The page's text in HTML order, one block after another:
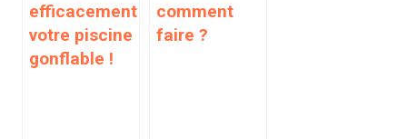
efficacement
votre piscine
gonflable !
comment
faire ?